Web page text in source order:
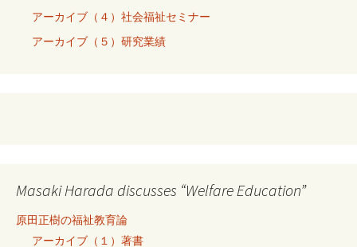
アーカイブ（４）社会福祉セミナー
アーカイブ（５）研究業績
Masaki Harada discusses “Welfare Education”
原田正樹の福祉教育論
アーカイブ（１）著書